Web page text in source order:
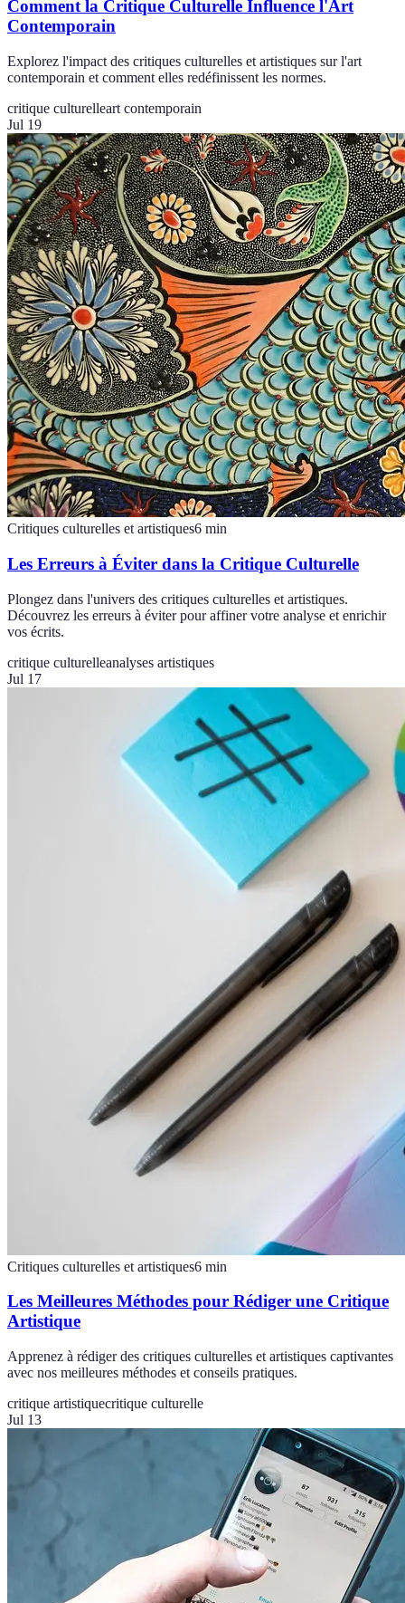
Comment la Critique Culturelle Influence l'Art
Contemporain
Explorez l'impact des critiques culturelles et artistiques sur l'art
contemporain et comment elles redéfinissent les normes.
critique culturelleart contemporain
Jul 19
Critiques culturelles et artistiques6 min
Les Erreurs à Éviter dans la Critique Culturelle
Plongez dans l'univers des critiques culturelles et artistiques.
Découvrez les erreurs à éviter pour affiner votre analyse et enrichir
vos écrits.
critique culturelleanalyses artistiques
Jul 17
Critiques culturelles et artistiques6 min
Les Meilleures Méthodes pour Rédiger une Critique
Artistique
Apprenez à rédiger des critiques culturelles et artistiques captivantes
avec nos meilleures méthodes et conseils pratiques.
critique artistiquecritique culturelle
Jul 13